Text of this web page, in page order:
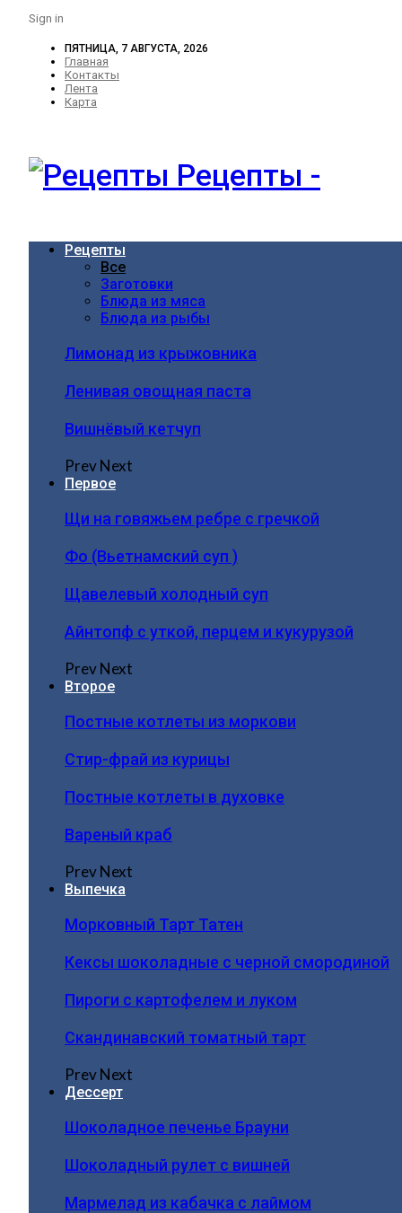
Sign in
ПЯТНИЦА, 7 АВГУСТА, 2026
Главная
Контакты
Лента
Карта
Рецепты -
Рецепты
Все
Заготовки
Блюда из мяса
Блюда из рыбы
Лимонад из крыжовника
Ленивая овощная паста
Вишнёвый кетчуп
PrevNext
Первое
Щи на говяжьем ребре с гречкой
Фо (Вьетнамский суп )
Щавелевый холодный суп
Айнтопф с уткой, перцем и кукурузой
PrevNext
Второе
Постные котлеты из моркови
Стир-фрай из курицы
Постные котлеты в духовке
Вареный краб
PrevNext
Выпечка
Морковный Тарт Татен
Кексы шоколадные с черной смородиной
Пироги c картофелем и луком
Скандинавский томатный тарт
PrevNext
Дессерт
Шоколадное печенье Брауни
Шоколадный рулет с вишней
Мармелад из кабачка с лаймом